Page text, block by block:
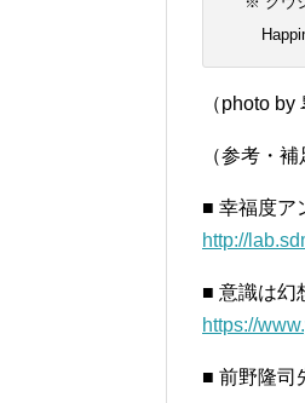
（photo by
（参考・補
■ 幸福度ア
http://
■ 意識は幻
https://
■ 前野隆司